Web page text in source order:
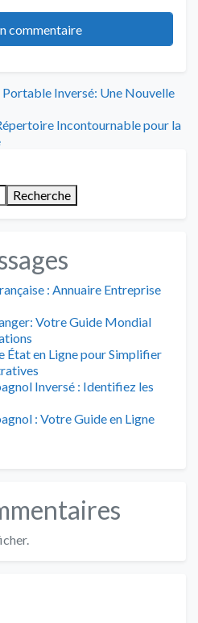
Portable Inversé: Une Nouvelle
Incontournable pour la
Recherche
: Annuaire Entreprise
Votre Guide Mondial
État en Ligne pour Simplifier
Inversé : Identifiez les
: Votre Guide en Ligne